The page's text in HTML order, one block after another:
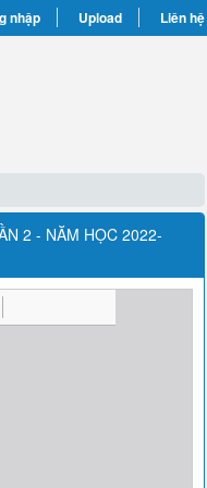
nhập Upload Liên hệ
2 - NĂM HỌC 2022-